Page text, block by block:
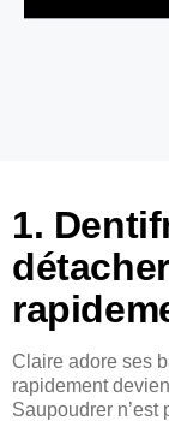
1.
Claire adore ses
rapidement
Saupoudrer